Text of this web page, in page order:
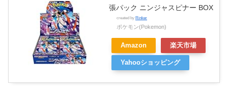
張パック ニンジャスピナー BOX
created by Rinker
ポケモン(Pokemon)
Amazon 楽天市場
Yahooショッピング